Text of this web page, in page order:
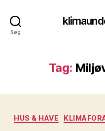
Søg
Tag:
HUS & HAVE